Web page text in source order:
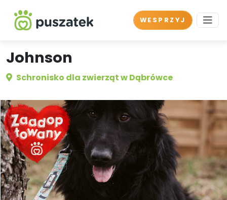
WESPRZYJ
Johnson
Schronisko dla zwierząt w Dąbrówce